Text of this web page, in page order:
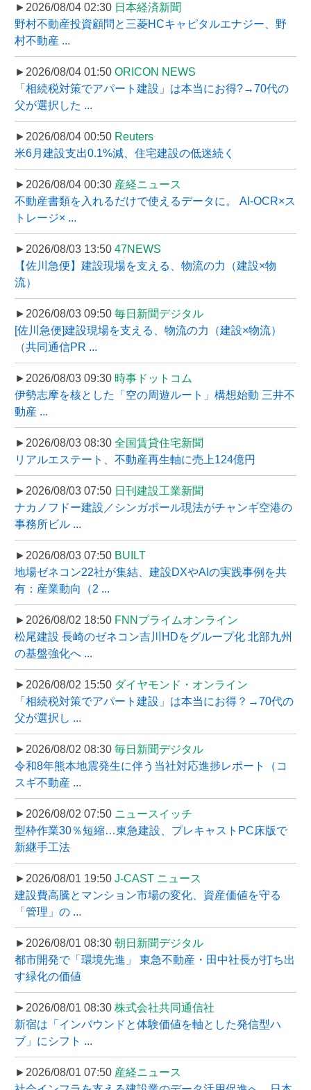
►2026/08/04 02:30 日本経済新聞
野村不動産投資顧問と三菱HCキャピタルエナジー、野
村不動産 ...
►2026/08/04 01:50 ORICON NEWS
「相続税対策でアパート建設」は本当にお得?→70代の
父が選択した ...
►2026/08/04 00:50 Reuters
米6月建設支出0.1%減、住宅建設の低迷続く
►2026/08/04 00:30 産経ニュース
不動産書類を入れるだけで使えるデータに。 AI-OCR×ス
トレージ× ...
►2026/08/03 13:50 47NEWS
【佐川急便】建設現場を支える、物流の力（建設×物
流）
►2026/08/03 09:50 毎日新聞デジタル
[佐川急便]建設現場を支える、物流の力（建設×物流）
（共同通信PR ...
►2026/08/03 09:30 時事ドットコム
伊勢志摩を核とした「空の周遊ルート」構想始動 三井不
動産 ...
►2026/08/03 08:30 全国賃貸住宅新聞
リアルエステート、不動産再生軸に売上124億円
►2026/08/03 07:50 日刊建設工業新聞
ナカノフドー建設／シンガポール現法がチャンギ空港の
事務所ビル ...
►2026/08/03 07:50 BUILT
地場ゼネコン22社が集結、建設DXやAIの実践事例を共
有：産業動向（2 ...
►2026/08/02 18:50 FNNプライムオンライン
松尾建設 長崎のゼネコン吉川HDをグループ化 北部九州
の基盤強化へ ...
►2026/08/02 15:50 ダイヤモンド・オンライン
「相続税対策でアパート建設」は本当にお得？→70代の
父が選択し ...
►2026/08/02 08:30 毎日新聞デジタル
令和8年熊本地震発生に伴う当社対応進捗レポート（コ
スギ不動産 ...
►2026/08/02 07:50 ニュースイッチ
型枠作業30％短縮…東急建設、プレキャストPC床版で
新継手工法
►2026/08/01 19:50 J-CAST ニュース
建設費高騰とマンション市場の変化、資産価値を守る
「管理」の ...
►2026/08/01 08:30 朝日新聞デジタル
都市開発で「環境先進」 東急不動産・田中社長が打ち出
す緑化の価値
►2026/08/01 08:30 株式会社共同通信社
新宿は「インバウンドと体験価値を軸とした発信型ハ
ブ」にシフト ...
►2026/08/01 07:50 産経ニュース